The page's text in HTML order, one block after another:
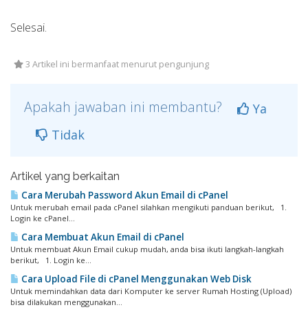
Selesai.
3 Artikel ini bermanfaat menurut pengunjung
Apakah jawaban ini membantu?
Ya
Tidak
Artikel yang berkaitan
Cara Merubah Password Akun Email di cPanel
Untuk merubah email pada cPanel silahkan mengikuti panduan berikut, 1.
Login ke cPanel...
Cara Membuat Akun Email di cPanel
Untuk membuat Akun Email cukup mudah, anda bisa ikuti langkah-langkah
berikut, 1. Login ke...
Cara Upload File di cPanel Menggunakan Web Disk
Untuk memindahkan data dari Komputer ke server Rumah Hosting (Upload)
bisa dilakukan menggunakan...